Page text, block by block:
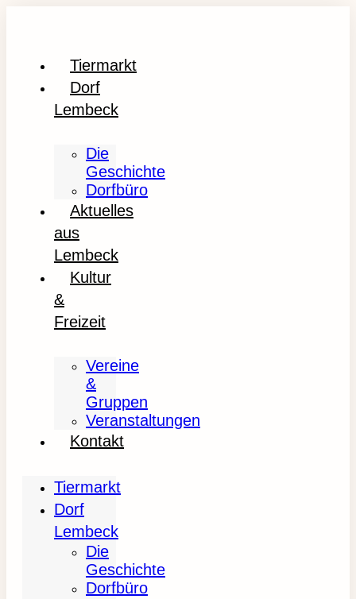
Tiermarkt
Dorf
Lembeck
Die
Geschichte
Dorfbüro
Aktuelles
aus
Lembeck
Kultur
&
Freizeit
Vereine
&
Gruppen
Veranstaltungen
Kontakt
Tiermarkt
Dorf
Lembeck
Die
Geschichte
Dorfbüro